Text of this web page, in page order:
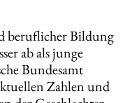
beruflicher Bildung
ab als junge
Bundesamt
Zahlen und